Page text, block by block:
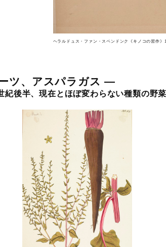
ヘラルドュス・ファン・スペンドンク《キノコの習作
ツ、アスパラガス —
紀後半、現在とほぼ変わらない種類の野